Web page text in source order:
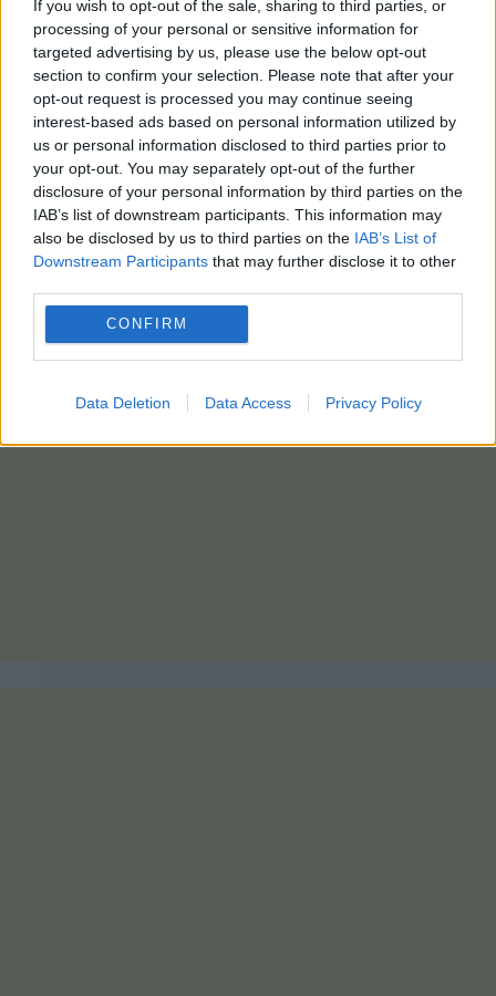
If you wish to opt-out of the sale, sharing to third parties, or
processing of your personal or sensitive information for
targeted advertising by us, please use the below opt-out
section to confirm your selection. Please note that after your
opt-out request is processed you may continue seeing
interest-based ads based on personal information utilized by
us or personal information disclosed to third parties prior to
your opt-out. You may separately opt-out of the further
disclosure of your personal information by third parties on the
IAB’s list of downstream participants. This information may
also be disclosed by us to third parties on the IAB’s List of
Downstream Participants that may further disclose it to other
CONFIRM
Data Deletion Data Access Privacy Policy